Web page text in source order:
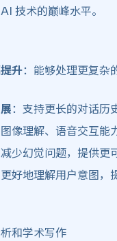
技术的巅峰水平。
升：能够处理更复杂
：支持更长的对话历
图像理解、语音交互能
减少幻觉问题，提供更
更好地理解用户意图，
和学术写作